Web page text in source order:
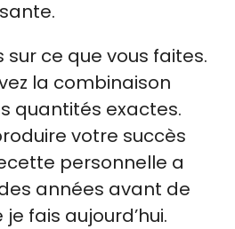
sur ce que vous faites.
la combinaison
quantités exactes.
votre succès
personnelle a
années avant de
fais aujourd’hui.